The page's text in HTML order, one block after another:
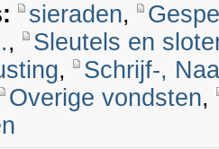
sieraden,
,
Sleutels en
,
Schrijf-,
Overige vondsten,